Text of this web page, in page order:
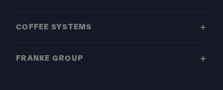
COFFEE SYSTEMS
FRANKE GROUP